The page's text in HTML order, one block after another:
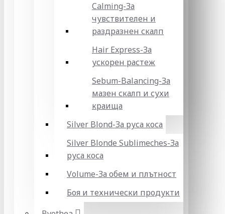
Calming-За
чувствителен и
раздразнен скалп
Hair Express-За
ускорен растеж
Sebum-Balancing-За
мазен скалп и сухи
краища
Silver Blond-За руса коса
Silver Blonde Sublіmeches-За
руса коса
Volume-За обем и плътност
Боя и технически продукти